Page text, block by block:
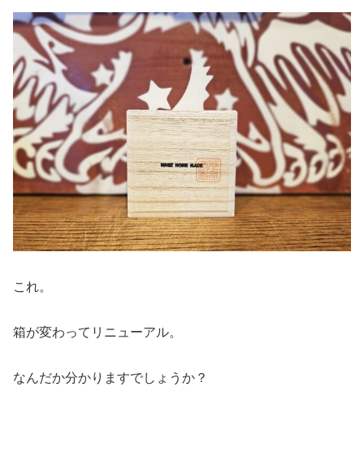
これ。
箱が変わってリニューアル。
なんだか分かりますでしょうか？